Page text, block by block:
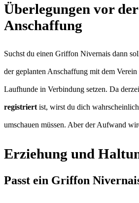
Überlegungen vor der
Anschaffung
Suchst du einen Griffon Nivernais dann
der geplanten Anschaffung mit dem
Laufhunde in Verbindung setzen. Da
registriert ist, wirst du dich
umschauen müssen. Aber der Aufwand
Erziehung und
Passt ein Griffon